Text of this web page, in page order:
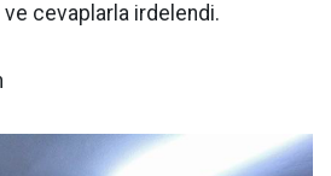
cevaplarla irdelendi.